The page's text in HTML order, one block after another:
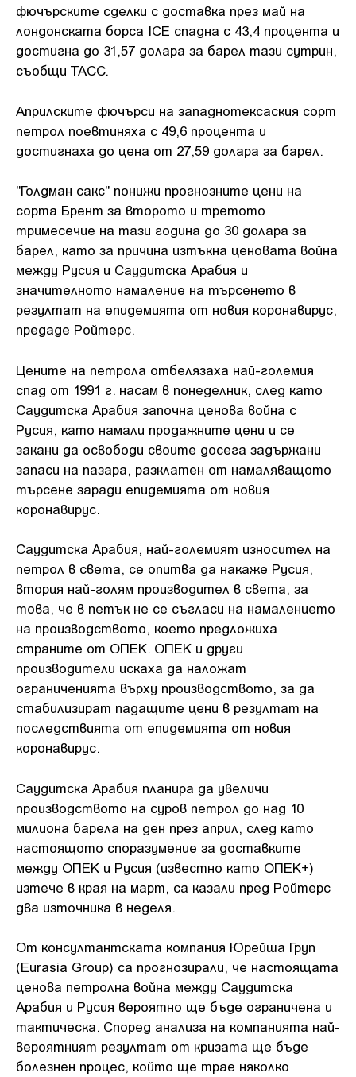
фючърските сделки с доставка през май на
лондонската борса ICE спадна с 43,4 процента и
достигна до 31,57 долара за барел тази сутрин,
съобщи ТАСС.
Априлските фючърси на западнотексаския сорт
петрол поевтиняха с 49,6 процента и
достигнаха до цена от 27,59 долара за барел.
"Голдман сакс" понижи прогнозните цени на
сорта Брент за второто и третото
тримесечие на тази година до 30 долара за
барел, като за причина изтъкна ценовата война
между Русия и Саудитска Арабия и
значителното намаление на търсенето в
резултат на епидемията от новия коронавирус,
предаде Ройтерс.
Цените на петрола отбелязаха най-големия
спад от 1991 г. насам в понеделник, след като
Саудитска Арабия започна ценова война с
Русия, като намали продажните цени и се
закани да освободи своите досега задържани
запаси на пазара, разклатен от намаляващото
търсене заради епидемията от новия
коронавирус.
Саудитска Арабия, най-големият износител на
петрол в света, се опитва да накаже Русия,
втория най-голям производител в света, за
това, че в петък не се съгласи на намалението
на производството, което предложиха
страните от ОПЕК. ОПЕК и други
производители искаха да наложат
ограниченията върху производството, за да
стабилизират падащите цени в резултат на
последствията от епидемията от новия
коронавирус.
Саудитска Арабия планира да увеличи
производството на суров петрол до над 10
милиона барела на ден през април, след като
настоящото споразумение за доставките
между ОПЕК и Русия (известно като ОПЕК+)
изтече в края на март, са казали пред Ройтерс
два източника в неделя.
От консултантската компания Юрейша Груп
(Eurasia Group) са прогнозирали, че настоящата
ценова петролна война между Саудитска
Арабия и Русия вероятно ще бъде ограничена и
тактическа. Според анализа на компанията най-
вероятният резултат от кризата ще бъде
болезнен процес, който ще трае няколко